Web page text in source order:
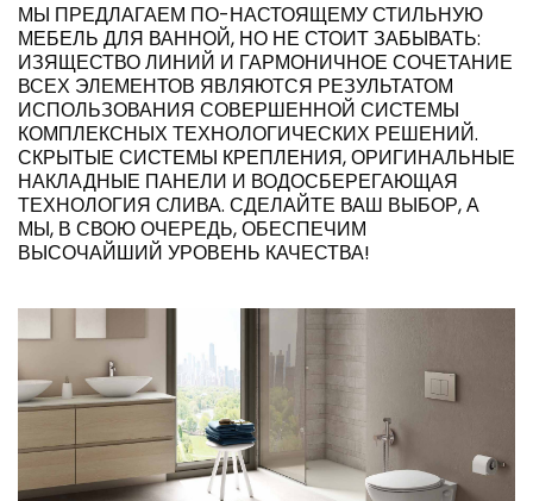
МЫ ПРЕДЛАГАЕМ ПО-НАСТОЯЩЕМУ СТИЛЬНУЮ
МЕБЕЛЬ ДЛЯ ВАННОЙ, НО НЕ СТОИТ ЗАБЫВАТЬ:
ИЗЯЩЕСТВО ЛИНИЙ И ГАРМОНИЧНОЕ СОЧЕТАНИЕ
ВСЕХ ЭЛЕМЕНТОВ ЯВЛЯЮТСЯ РЕЗУЛЬТАТОМ
ИСПОЛЬЗОВАНИЯ СОВЕРШЕННОЙ СИСТЕМЫ
КОМПЛЕКСНЫХ ТЕХНОЛОГИЧЕСКИХ РЕШЕНИЙ.
СКРЫТЫЕ СИСТЕМЫ КРЕПЛЕНИЯ, ОРИГИНАЛЬНЫЕ
НАКЛАДНЫЕ ПАНЕЛИ И ВОДОСБЕРЕГАЮЩАЯ
ТЕХНОЛОГИЯ СЛИВА. СДЕЛАЙТЕ ВАШ ВЫБОР, А
МЫ, В СВОЮ ОЧЕРЕДЬ, ОБЕСПЕЧИМ
ВЫСОЧАЙШИЙ УРОВЕНЬ КАЧЕСТВА!